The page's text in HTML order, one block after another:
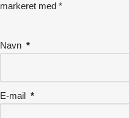
markeret med *
Navn *
E-mail *